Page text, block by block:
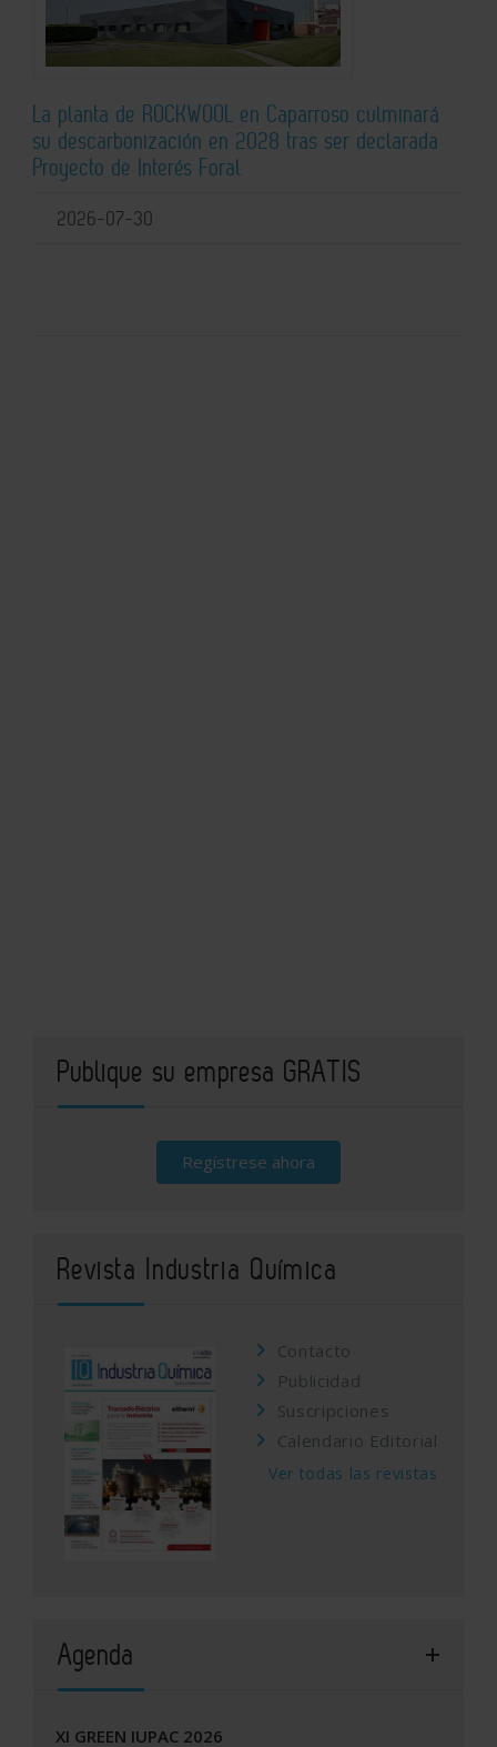
La planta de ROCKWOOL en Caparroso culminará
su descarbonización en 2028 tras ser declarada
Proyecto de Interés Foral
2026-07-30
Publique su empresa GRATIS
Regístrese ahora
Revista Industria Química
Contacto
Publicidad
Suscripciones
Calendario Editorial
Ver todas las revistas
Agenda
XI GREEN IUPAC 2026